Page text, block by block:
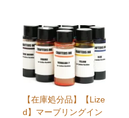
【在庫処分品】【Lize
d】マーブリングイン